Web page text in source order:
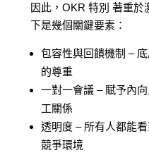
因此，OKR 特別 著重於
下是幾個關鍵要素：
包容性與回饋機制 –
的尊重
一對一會議 – 賦予內
工關係
透明度 – 所有人都能
競爭環境